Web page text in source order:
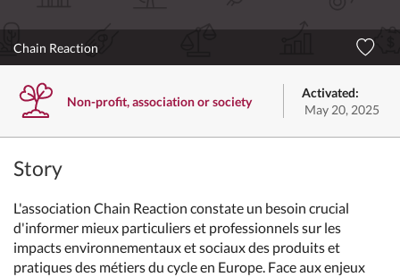
Chain Reaction
Non-profit, association or society
Activated:
May 20, 2025
Story
L'association Chain Reaction constate un besoin crucial
d'informer mieux particuliers et professionnels sur les
impacts environnementaux et sociaux des produits et
pratiques des métiers du cycle en Europe. Face aux enjeux